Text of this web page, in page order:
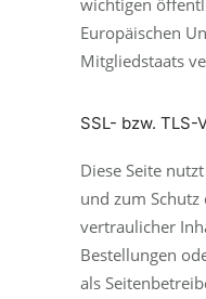
wichtigen
Europäischen
Mitgliedstaats
SSL- bzw. TLS-
Diese Seite
und zum
vertraulicher
Bestellungen
als